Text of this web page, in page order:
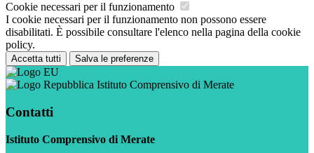
Cookie necessari per il funzionamento
I cookie necessari per il funzionamento non possono essere
disabilitati. È possibile consultare l'elenco nella pagina della cookie
policy.
Accetta tutti Salva le preferenze
Istituto Comprensivo di Merate
Contatti
Istituto Comprensivo di Merate